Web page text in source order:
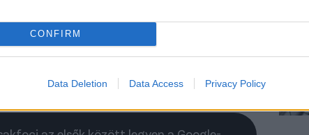
CONFIRM
Data Deletion Data Access Privacy Policy
helytelen fogásnak akár súlyos
szabad mozgás, fájdalommentes
testünkben újra jól érezzük magunkat.